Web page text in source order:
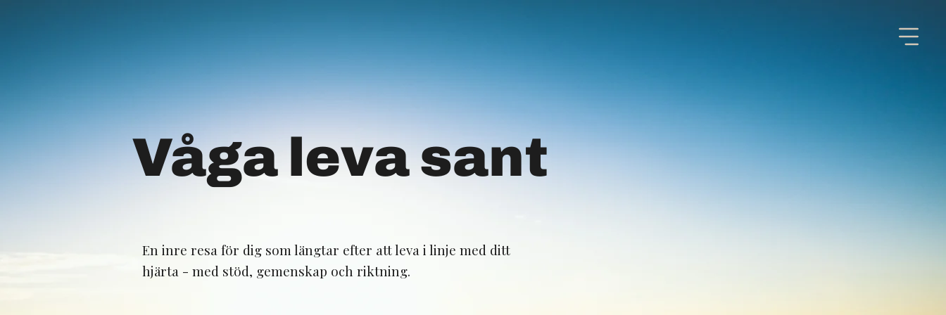
Våga leva sant
En inre resa för dig som längtar efter att leva i linje med ditt
hjärta - med stöd, gemenskap och riktning.